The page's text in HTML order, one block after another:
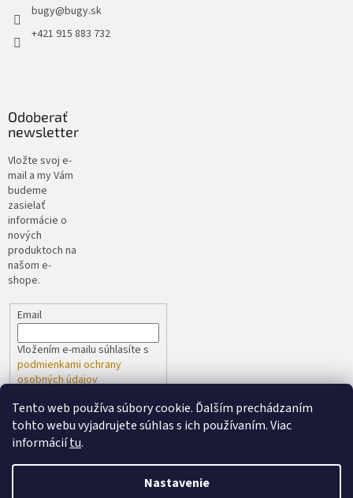
Tento web používa súbory cookie. Ďalším prechádzaním
tohto webu vyjadrujete súhlas s ich používaním. Viac
informáciítu.
Nastavenie
bugy@bugy.sk
+421 915 883 732
Odoberať
newsletter
Vložte svoj e-
mail a my Vám
budeme
zasielať
informácie o
nových
produktoch na
našom e-
shope.
Email
Vložením e-mailu súhlasíte s
podmienkami ochrany
osobných údajov
PRIHLÁSIŤ SA
Vytvoril Shoptetspoločne s